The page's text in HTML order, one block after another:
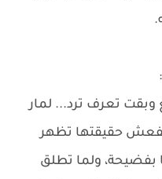
تعرف ترد... لمار
حقيقتها تظهر
بفضيحة، ولما تطلق